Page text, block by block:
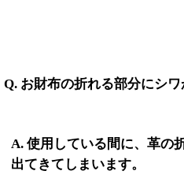
Q. お財布の折れる部分にシ
A. 使用している間に、革の
出てきてしまいます。